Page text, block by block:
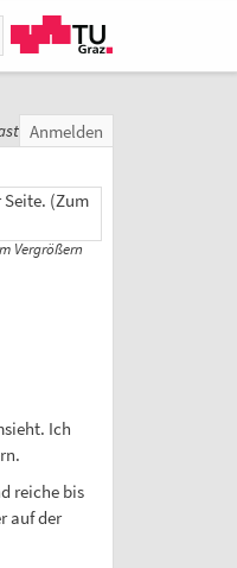
Anmelden
Vergrößern
Ich
reiche bis
auf der